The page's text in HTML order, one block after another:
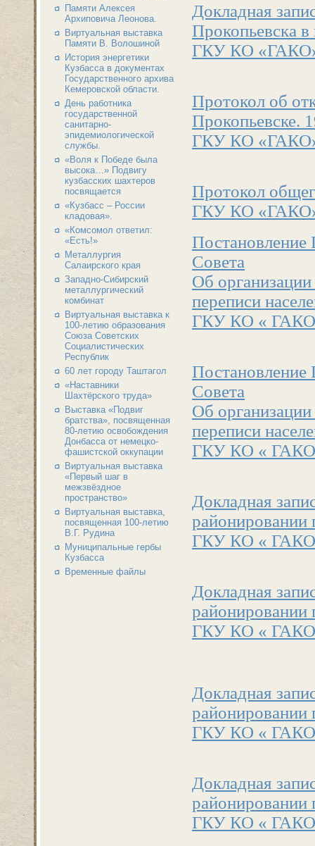
Памяти Алексея
Архиповича Леонова.
Виртуальная выставка
Памяти В. Волошиной
История энергетики
Кузбасса в документах
Государственного архива
Кемеровской области.
День работника
государственной
санитарно-
эпидемиологической
службы.
«Воля к Победе была
высока…» Подвигу
кузбасских шахтеров
посвящается
«Кузбасс – России
кладовая».
«Комсомол ответил:
«Есть!»
Металлургия
Салаирского края
Западно-Сибирский
металлургический
комбинат
Виртуальная выставка к
100-летию образования
Союза Советских
Социалистических
Республик
60 лет городу Таштагол
«Наставники
Шахтёрского труда»
Выставка «Подвиг
братства», посвященная
80-летию освобождения
Донбасса от немецко-
фашистской оккупации
Виртуальная выставка
«Первый шаг в
межзвёздное
пространство»
Виртуальная выставка,
посвященная 100-летию
В.Г. Рудина
Муниципальные гербы
Кузбасса
Временные файлы
Докладная
Прокопьевска в
ГКУ КО
Протокол об
Прокопьевске.
ГКУ КО
Протокол
ГКУ КО «ГАКО»
Постановление
Совета
Об
переписи
ГКУ КО «
Постановление
Совета
Об
переписи
ГКУ КО «
Докладная
районировании
ГКУ КО «
Докладная
районировании
ГКУ КО «
Докладная
районировании
ГКУ КО «
Докладная
районировании
ГКУ КО «